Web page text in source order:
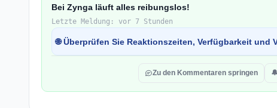
Bei Zynga läuft alles reibungslos!
Letzte Meldung: vor 7 Stunden
🌐 Überprüfen Sie Reaktionszeiten, Verfügbarkeit und
Zu den Kommentaren springen